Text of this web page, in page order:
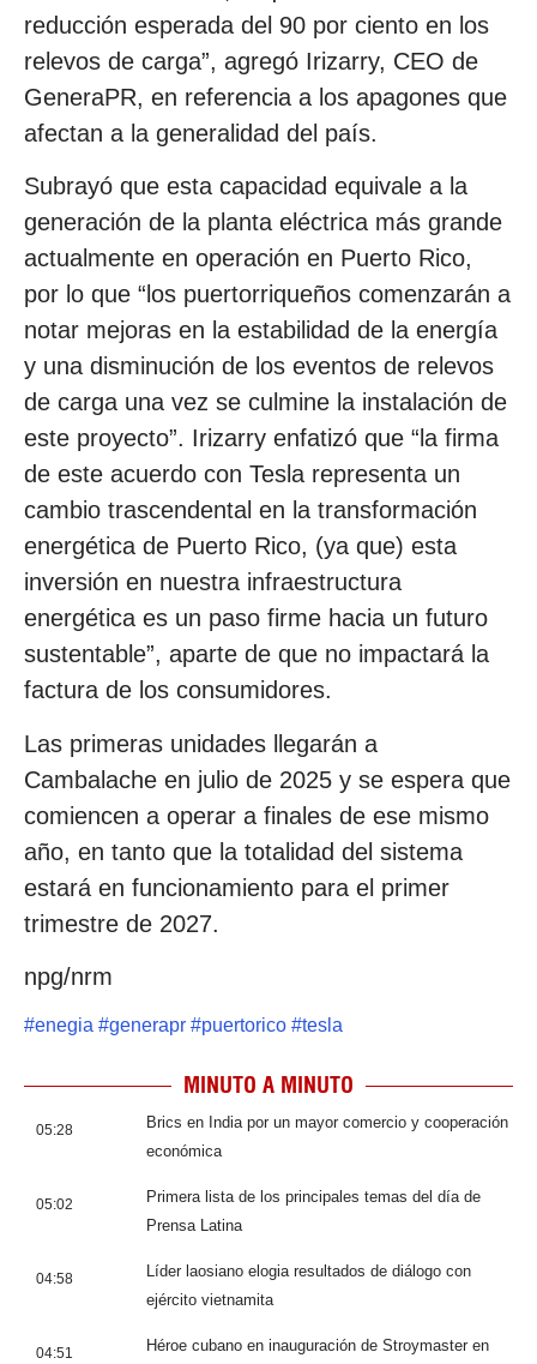
reducción esperada del 90 por ciento en los
relevos de carga”, agregó Irizarry, CEO de
GeneraPR, en referencia a los apagones que
afectan a la generalidad del país.
Subrayó que esta capacidad equivale a la
generación de la planta eléctrica más grande
actualmente en operación en Puerto Rico,
por lo que “los puertorriqueños comenzarán a
notar mejoras en la estabilidad de la energía
y una disminución de los eventos de relevos
de carga una vez se culmine la instalación de
este proyecto”. Irizarry enfatizó que “la firma
de este acuerdo con Tesla representa un
cambio trascendental en la transformación
energética de Puerto Rico, (ya que) esta
inversión en nuestra infraestructura
energética es un paso firme hacia un futuro
sustentable”, aparte de que no impactará la
factura de los consumidores.
Las primeras unidades llegarán a
Cambalache en julio de 2025 y se espera que
comiencen a operar a finales de ese mismo
año, en tanto que la totalidad del sistema
estará en funcionamiento para el primer
trimestre de 2027.
npg/nrm
#enegia #generapr #puertorico #tesla
MINUTO A MINUTO
05:28
Brics en India por un mayor comercio y cooperación
económica
05:02
Primera lista de los principales temas del día de
Prensa Latina
04:58
Líder laosiano elogia resultados de diálogo con
ejército vietnamita
04:51
Héroe cubano en inauguración de Stroymaster en